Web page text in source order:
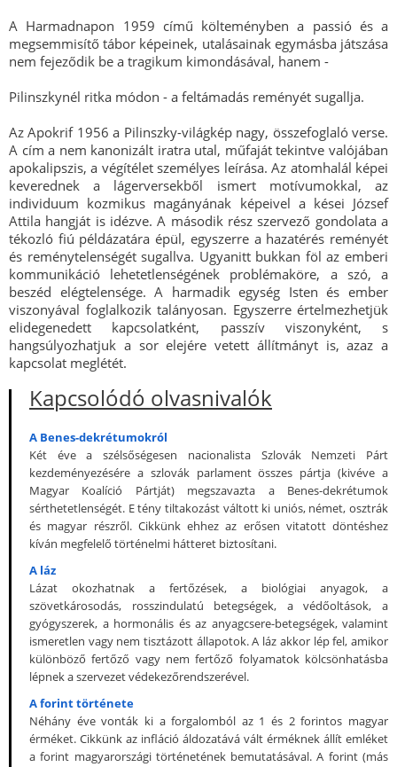
A Harmadnapon 1959 című költeményben a passió és a
megsemmisítő tábor képeinek, utalásainak egymásba játszása
nem fejeződik be a tragikum kimondásával, hanem -
Pilinszkynél ritka módon - a feltámadás reményét sugallja.
Az Apokrif 1956 a Pilinszky-világkép nagy, összefoglaló verse.
A cím a nem kanonizált iratra utal, műfaját tekintve valójában
apokalipszis, a végítélet személyes leírása. Az atomhalál képei
keverednek a lágerversekből ismert motívumokkal, az
individuum kozmikus magányának képeivel a kései József
Attila hangját is idézve. A második rész szervező gondolata a
tékozló fiú példázatára épül, egyszerre a hazatérés reményét
és reménytelenségét sugallva. Ugyanitt bukkan föl az emberi
kommunikáció lehetetlenségének problémaköre, a szó, a
beszéd elégtelensége. A harmadik egység Isten és ember
viszonyával foglalkozik talányosan. Egyszerre értelmezhetjük
elidegenedett kapcsolatként, passzív viszonyként, s
hangsúlyozhatjuk a sor elejére vetett állítmányt is, azaz a
kapcsolat meglétét.
Kapcsolódó olvasnivalók
A Benes-dekrétumokról
Két éve a szélsőségesen nacionalista Szlovák Nemzeti Párt
kezdeményezésére a szlovák parlament összes pártja (kivéve a
Magyar Koalíció Pártját) megszavazta a Benes-dekrétumok
sérthetetlenségét. E tény tiltakozást váltott ki uniós, német, osztrák
és magyar részről. Cikkünk ehhez az erősen vitatott döntéshez
kíván megfelelő történelmi hátteret biztosítani.
A láz
Lázat okozhatnak a fertőzések, a biológiai anyagok, a
szövetkárosodás, rosszindulatú betegségek, a védőoltások, a
gyógyszerek, a hormonális és az anyagcsere-betegségek, valamint
ismeretlen vagy nem tisztázott állapotok. A láz akkor lép fel, amikor
különböző fertőző vagy nem fertőző folyamatok kölcsönhatásba
lépnek a szervezet védekezőrendszerével.
A forint története
Néhány éve vonták ki a forgalomból az 1 és 2 forintos magyar
érméket. Cikkünk az infláció áldozatává vált érméknek állít emléket
a forint magyarországi történetének bemutatásával. A forint (más